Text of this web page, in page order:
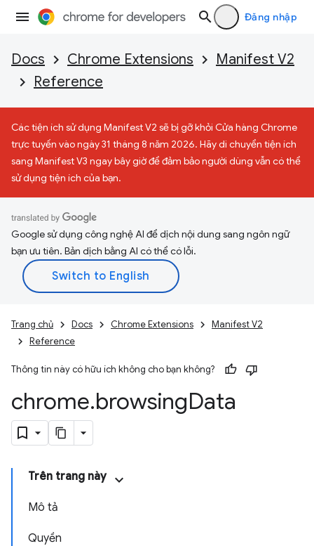
Đăng nhập
Docs Chrome Extensions
Manifest V2
Reference
Các tiện ích sử dụng Manifest V2 sẽ bị gỡ khỏi Cửa hàng Chrome
trực tuyến vào ngày 31 tháng 8 năm 2026. Hãy di chuyển tiện ích
sang Manifest V3 ngay bây giờ để đảm bảo người dùng vẫn có thể
sử dụng tiện ích của bạn.
Google sử dụng công nghệ AI để dịch nội dung sang ngôn ngữ
bạn ưu tiên. Bản dịch bằng AI có thể có lỗi.
Trang chủ Docs Chrome Extensions
Manifest V2
Reference
Thông tin này có hữu ích không cho bạn không?
chrome.browsingData
Trên trang này
Mô tả
Quyền